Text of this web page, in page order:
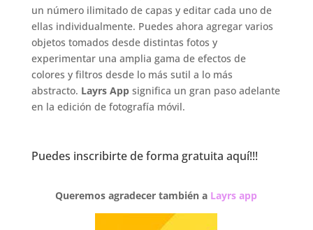
un número ilimitado de capas y editar cada uno de
ellas individualmente. Puedes ahora agregar varios
objetos tomados desde distintas fotos y
experimentar una amplia gama de efectos de
colores y filtros desde lo más sutil a lo más
abstracto. Layrs Appsignifica un gran paso adelante
en la edición de fotografía móvil.
Puedes inscribirte de forma gratuita aquí!!!
Queremos agradecer también a Layrs app